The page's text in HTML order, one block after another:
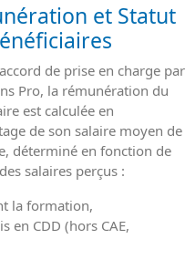
et Statut
de prise en charge par
Pro, la rémunération du
est calculée en
de son salaire moyen de
déterminé en fonction de
salaires perçus :
la formation,
en CDD (hors CAE,